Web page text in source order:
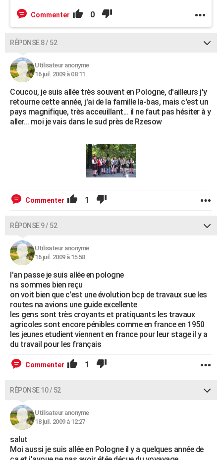
Commenter 0
RÉPONSE 8 / 52
Utilisateur anonyme
16 juil. 2009 à 08:11
Coucou, je suis allée très souvent en Pologne, d'ailleurs j'y
retourne cette année, j'ai de la famille la-bas, mais c'est un
pays magnifique, très acceuillant... il ne faut pas hésiter à y
aller... moi je vais dans le sud près de Rzesow
Commenter 1
RÉPONSE 9 / 52
Utilisateur anonyme
16 juil. 2009 à 15:58
l'an passe je suis allée en pologne
ns sommes bien reçu
on voit bien que c'est une évolution bcp de travaux sue les
routes na avions une guide excellente
les gens sont très croyants et pratiquants les travaux
agricoles sont encore pénibles comme en france en 1950
les jeunes etudient viennent en france pour leur stage il y a
du travail pour les français
Commenter 1
RÉPONSE 10 / 52
Utilisateur anonyme
18 juil. 2009 à 12:27
salut
Moi aussi je suis allée en Pologne il y a quelques année de